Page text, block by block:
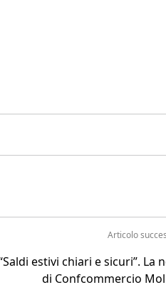
Articolo
estivi chiari e sicuri”. La
di Confcommercio